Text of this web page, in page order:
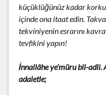
küçüklüğünüz kadar
içinde ona itaat edin.
tekviniyenin esrarını
tevfikini yapın!
İnnallâhe ye’müru bil-adli.
adaletle;